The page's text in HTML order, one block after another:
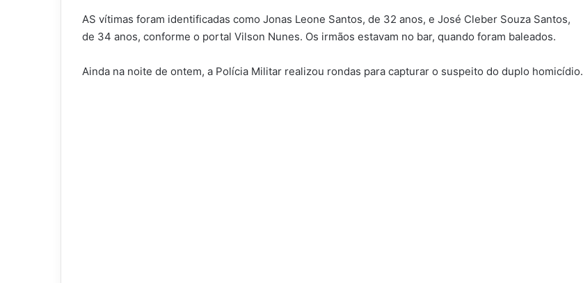
AS vítimas foram identificadas como Jonas Leone Santos, de 32 anos, e José Cleber Souza Santos,
de 34 anos, conforme o portal Vilson Nunes. Os irmãos estavam no bar, quando foram baleados.
Ainda na noite de ontem, a Polícia Militar realizou rondas para capturar o suspeito do duplo homicídio.